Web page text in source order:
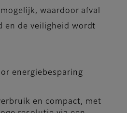
waardoor afval
en de veiligheid wordt
energiebesparing
en compact, met